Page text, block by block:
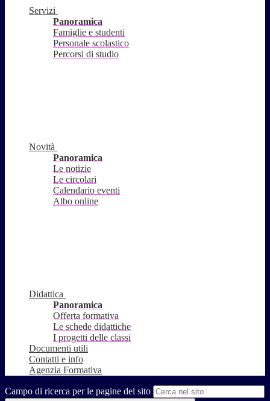
Servizi
Panoramica
Famiglie e studenti
Personale scolastico
Percorsi di studio
Novità
Panoramica
Le notizie
Le circolari
Calendario eventi
Albo online
Didattica
Panoramica
Offerta formativa
Le schede didattiche
I progetti delle classi
Documenti utili
Contatti e info
Agenzia Formativa
Campo di ricerca per le pagine del sito